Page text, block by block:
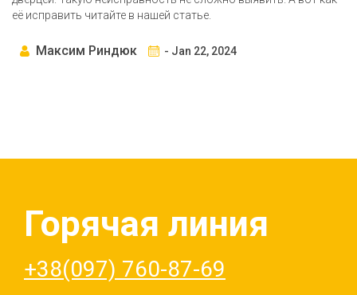
её исправить читайте в нашей статье.
Максим Риндюк - Jan 22, 2024
Горячая линия
+38(097) 760-87-69